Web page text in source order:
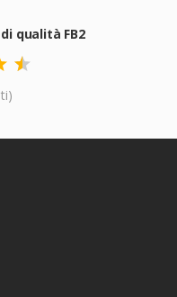
qualità FB2